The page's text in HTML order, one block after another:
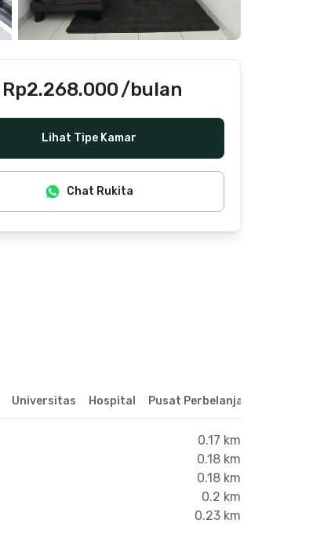
Rp2.268.000/bulan
Lihat Tipe Kamar
Chat Rukita
Universitas Hospital Pusat Perbelanjaan &
0.17 km
0.18 km
0.18 km
0.2 km
0.23 km